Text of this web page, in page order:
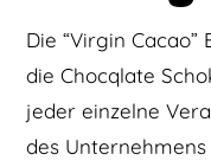
Die “Virgin
die Chocqlate
jeder einzelne
des